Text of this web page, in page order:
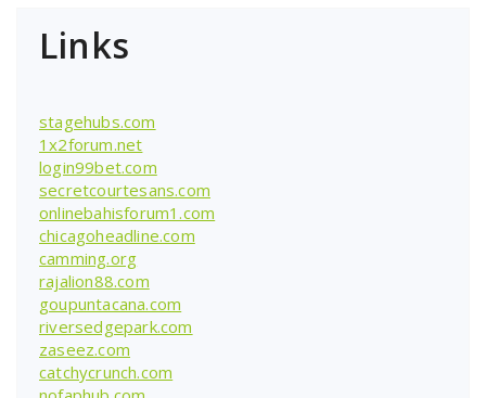
Links
stagehubs.com
1x2forum.net
login99bet.com
secretcourtesans.com
onlinebahisforum1.com
chicagoheadline.com
camming.org
rajalion88.com
goupuntacana.com
riversedgepark.com
zaseez.com
catchycrunch.com